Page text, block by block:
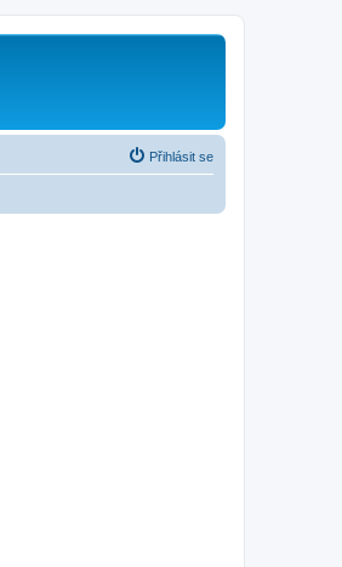
Přihlásit se